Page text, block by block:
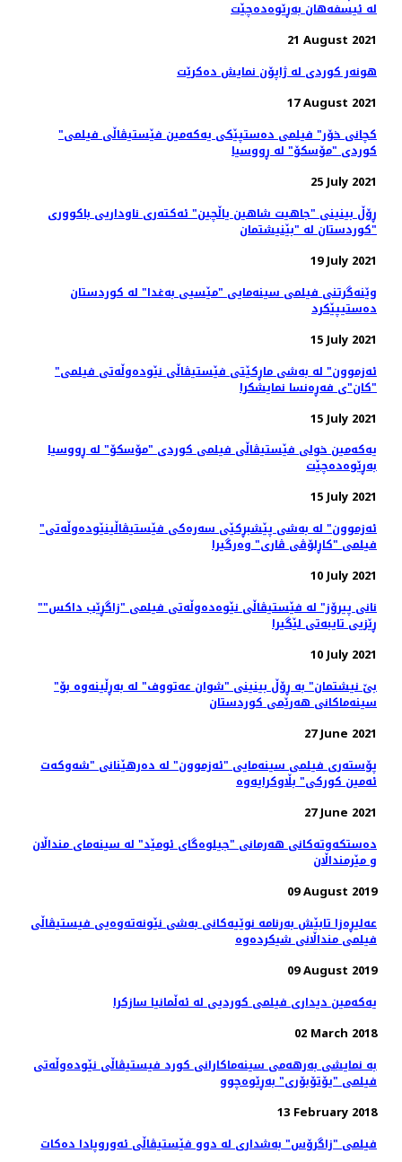
لە ئیسفەهان بەڕێوەدەچێت
21 August 2021
هونەر کوردی لە ژاپۆن نمایش دەکرێت
17 August 2021
"کچانی خۆر" فیلمی ده‌ستپێکی یه‌که‌‌مین فێستیڤاڵی فیلمی
کوردی "مۆسکۆ" لە ڕووسیا
25 July 2021
ڕۆڵ بینینی "جاهیت شاهین یاڵچین" ئەکتەری ناوداریی باکووری
کوردستان لە "بێنیشتمان"
19 July 2021
وێنەگرتنی فیلمی سینەمایی "مێسیی بەغدا" لە کوردستان
دەستیپێکرد
15 July 2021
"ئەزموون" لە به‌شی ماڕکێتی فێستیڤاڵی نێوده‌وڵه‌تی فیلمی
"کان"ی فه‌ڕه‌نسا نمایشکرا
15 July 2021
یەکەمین خولی فێستیڤاڵی فیلمی کوردی "مۆسکۆ" لە ڕووسیا
بەڕێوەدەچێت
15 July 2021
"ئەزموون" لە به‌شی پێشبڕکێی سه‌ره‌کی فێستیڤاڵینێوده‌وڵه‌تی
فیلمی "کاڕلۆڤی ڤاری" وه‌رگیرا
10 July 2021
"نانی پیرۆز" لە فێستیڤاڵی نێوەدەوڵەتی فیلمی "زاگڕێب داکس"
ڕێزیی تایبەتی لێگیرا
10 July 2021
"بێ نیشتمان" بە ڕۆڵ بینینی "شوان عەتووف" لە بەڕڵینەوە بۆ
سینەماکانی هەرێمی کوردستان
27 June 2021
پۆسته‌ری فیلمی سینەمایی "ئەزموون" لە دەرهێنانی "شەوکەت
ئەمین کورکی" بڵاوکرایەوە
27 June 2021
ده‌ستکه‌وته‌کانی هه‌رمانی "جیلوه‌گای ئومێد" له‌ سینه‌مای منداڵان
و مێرمنداڵان
09 August 2019
عه‌لیڕه‌زا تابێش به‌رنامه‌ نوێیه‌کانی به‌شی نێونه‌ته‌وه‌یی فیستیڤاڵی
09 August 2019
یەکەمین دیداری فیلمی کوردیی لە ئەڵمانیا سازکرا
02 March 2018
بە نمایشی بەرهەمی سینەماکارانی کورد فیستیڤاڵی نێودەوڵەتی
فیلمی "یۆتۆبۆری" بەڕێوەچوو
13 February 2018
فیلمی "زاگرۆس" بەشداری لە دوو فێستیڤاڵی ئەوروپادا دەکات